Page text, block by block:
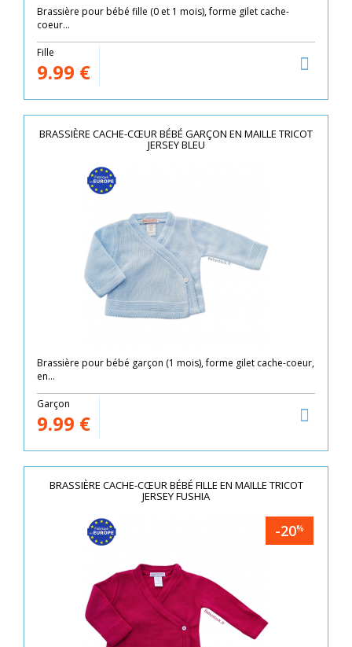
Brassière pour bébé fille (0 et 1 mois), forme gilet cache-
coeur...
Fille
9.99 €
BRASSIÈRE CACHE-CŒUR BÉBÉ GARÇON EN MAILLE TRICOT
JERSEY BLEU
Brassière pour bébé garçon (1 mois), forme gilet cache-coeur,
en...
Garçon
9.99 €
BRASSIÈRE CACHE-CŒUR BÉBÉ FILLE EN MAILLE TRICOT
JERSEY FUSHIA
-20%